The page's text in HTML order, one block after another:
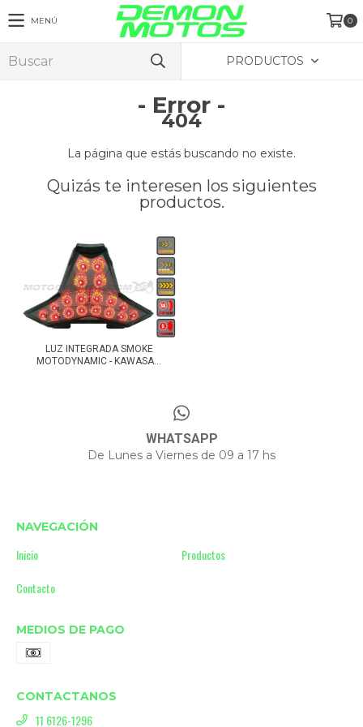
MENÚ 0
PRODUCTOS
- Error -
404
La página que estás buscando no existe.
Quizás te interesen los siguientes
productos.
LUZ INTEGRADA SMOKE
MOTODYNAMIC - KAWASA...
WHATSAPP
De Lunes a Viernes de 09 a 17 hs
NAVEGACIÓN
Inicio
Productos
Contacto
MEDIOS DE PAGO
CONTACTANOS
11 6126-1296